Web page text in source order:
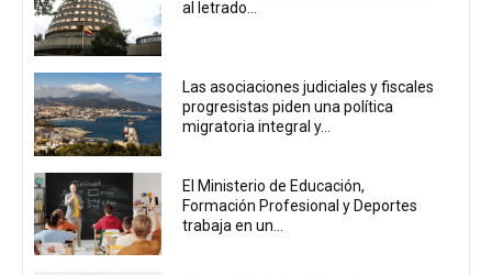
al letrado...
Las asociaciones judiciales y fiscales
progresistas piden una política
migratoria integral y...
El Ministerio de Educación,
Formación Profesional y Deportes
trabaja en un...